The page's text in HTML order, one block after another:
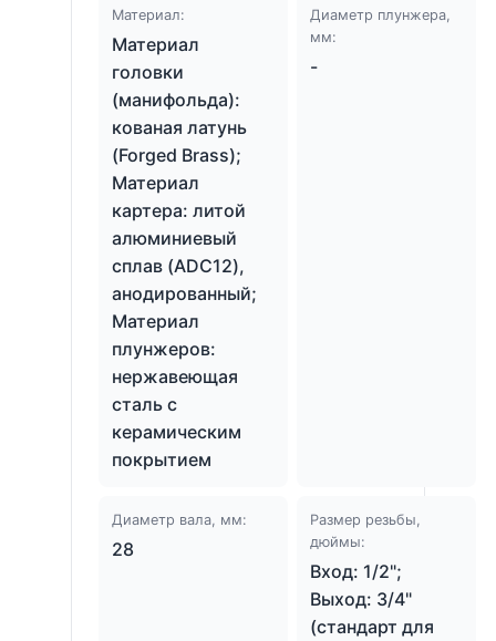
Материал:
Материал
головки
(манифольда):
кованая латунь
(Forged Brass);
Материал
картера: литой
алюминиевый
сплав (ADC12),
анодированный;
Материал
плунжеров:
нержавеющая
сталь с
керамическим
покрытием
Диаметр плунжера,
мм:
-
Диаметр вала, мм:
28
Размер резьбы,
дюймы:
Вход: 1/2";
Выход: 3/4"
(стандарт для